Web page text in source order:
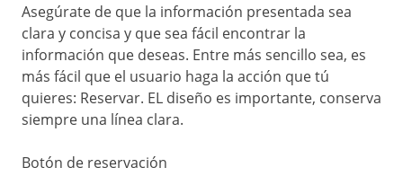
Asegúrate de que la información presentada sea
clara y concisa y que sea fácil encontrar la
información que deseas. Entre más sencillo sea, es
más fácil que el usuario haga la acción que tú
quieres: Reservar. EL diseño es importante, conserva
siempre una línea clara.
Botón de reservación